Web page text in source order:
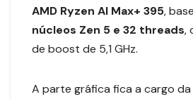
AMD Ryzen AI Max+ 395,
núcleos Zen 5 e 32 threads,
de boost de 5,1 GHz.
A parte gráfica fica a cargo da